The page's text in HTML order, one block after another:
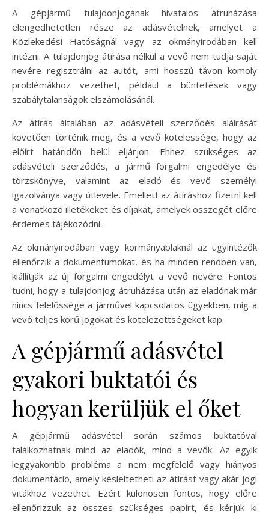
A gépjármű tulajdonjogának hivatalos átruházása
elengedhetetlen része az adásvételnek, amelyet a
Közlekedési Hatóságnál vagy az okmányirodában kell
intézni. A tulajdonjog átírása nélkül a vevő nem tudja saját
nevére regisztrálni az autót, ami hosszú távon komoly
problémákhoz vezethet, például a büntetések vagy
szabálytalanságok elszámolásánál.
Az átírás általában az adásvételi szerződés aláírását
követően történik meg, és a vevő kötelessége, hogy az
előírt határidőn belül eljárjon. Ehhez szükséges az
adásvételi szerződés, a jármű forgalmi engedélye és
törzskönyve, valamint az eladó és vevő személyi
igazolványa vagy útlevele. Emellett az átíráshoz fizetni kell
a vonatkozó illetékeket és díjakat, amelyek összegét előre
érdemes tájékozódni.
Az okmányirodában vagy kormányablaknál az ügyintézők
ellenőrzik a dokumentumokat, és ha minden rendben van,
kiállítják az új forgalmi engedélyt a vevő nevére. Fontos
tudni, hogy a tulajdonjog átruházása után az eladónak már
nincs felelőssége a járművel kapcsolatos ügyekben, míg a
vevő teljes körű jogokat és kötelezettségeket kap.
A gépjármű adásvétel
gyakori buktatói és
hogyan kerüljük el őket
A gépjármű adásvétel során számos buktatóval
találkozhatnak mind az eladók, mind a vevők. Az egyik
leggyakoribb probléma a nem megfelelő vagy hiányos
dokumentáció, amely késleltetheti az átírást vagy akár jogi
vitákhoz vezethet. Ezért különösen fontos, hogy előre
ellenőrizzük az összes szükséges papírt, és kérjük ki